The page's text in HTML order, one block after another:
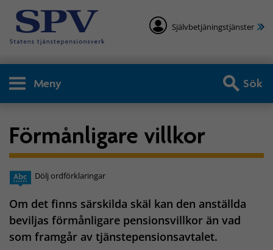
Självbetjäningstjänster
Meny Sök
Förmånligare villkor
Dölj ordförklaringar
Om det finns särskilda skäl kan den anställda
beviljas förmånligare pensionsvillkor än vad
som framgår av tjänstepensionsavtalet.